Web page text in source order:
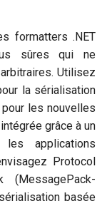
formatters .NET
sûres qui ne
Utilisez
la sérialisation
les nouvelles
grâce à un
applications
Protocol
(MessagePack-
basée